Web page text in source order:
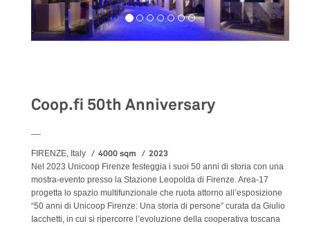
Coop.fi 50th Anniversary
FIRENZE, Italy 4000 sqm 2023
Nel 2023 Unicoop Firenze festeggia i suoi 50 anni di storia con una
mostra-evento presso la Stazione Leopolda di Firenze. Area-17
progetta lo spazio multifunzionale che ruota attorno all’esposizione
“50 anni di Unicoop Firenze: Una storia di persone” curata da Giulio
Iacchetti, in cui si ripercorre l’evoluzione della cooperativa toscana